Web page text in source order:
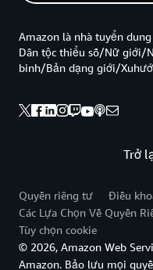
Trở
Amazon là nhà tuyển
Dân tộc thiểu số/Nữ giới/
binh/Bản dạng giới/
Quyền riêng tư
Điều
Các Lựa Chọn Về Quyền
Tùy chọn cookie
© 2026, Amazon Web
Amazon. Bảo lưu mọi